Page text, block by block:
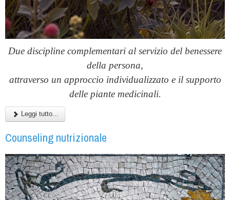
Due discipline complementari al servizio del benessere
della persona,
attraverso un approccio individualizzato e il supporto
delle piante medicinali.
Leggi tutto...
Counseling nutrizionale